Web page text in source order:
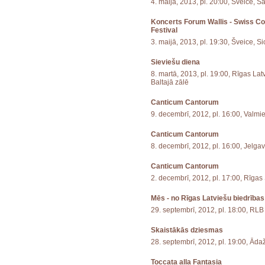
4. maijā, 2013, pl. 20:00, Šveice,
Koncerts Forum Wallis - Swiss
Festival
3. maijā, 2013, pl. 19:30, Šveice,
Sieviešu diena
8. martā, 2013, pl. 19:00, Rīgas
Baltajā zālē
Canticum Cantorum
9. decembrī, 2012, pl. 16:00,
Canticum Cantorum
8. decembrī, 2012, pl. 16:00,
Canticum Cantorum
2. decembrī, 2012, pl. 17:00, Rīgas
Mēs - no Rīgas Latviešu biedrības
29. septembrī, 2012, pl. 18:00,
Skaistākās dziesmas
28. septembrī, 2012, pl. 19:00,
Toccata alla Fantasia